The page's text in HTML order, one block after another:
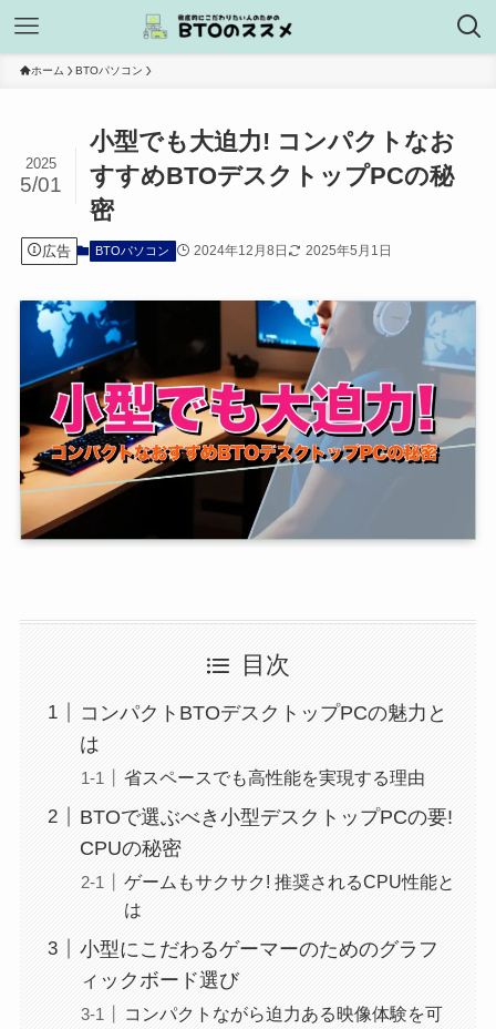
ホーム BTOパソコン
小型でも大迫力! コンパクトなお
すすめBTOデスクトップPCの秘
密
2025
5/01
広告 BTOパソコン 2024年12月8日 2025年5月1日
目次
コンパクトBTOデスクトップPCの魅力と
は
省スペースでも高性能を実現する理由
BTOで選ぶべき小型デスクトップPCの要!
CPUの秘密
ゲームもサクサク! 推奨されるCPU性能と
は
小型にこだわるゲーマーのためのグラフ
ィックボード選び
コンパクトながら迫力ある映像体験を可